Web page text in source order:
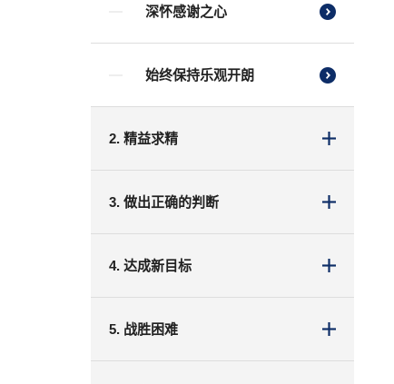
深怀感谢之心
始终保持乐观开朗
2. 精益求精
3. 做出正确的判断
4. 达成新目标
5. 战胜困难